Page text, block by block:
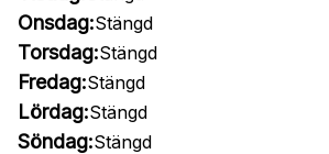
Onsdag:Stängd
Torsdag:Stängd
Fredag:Stängd
Lördag:Stängd
Söndag:Stängd